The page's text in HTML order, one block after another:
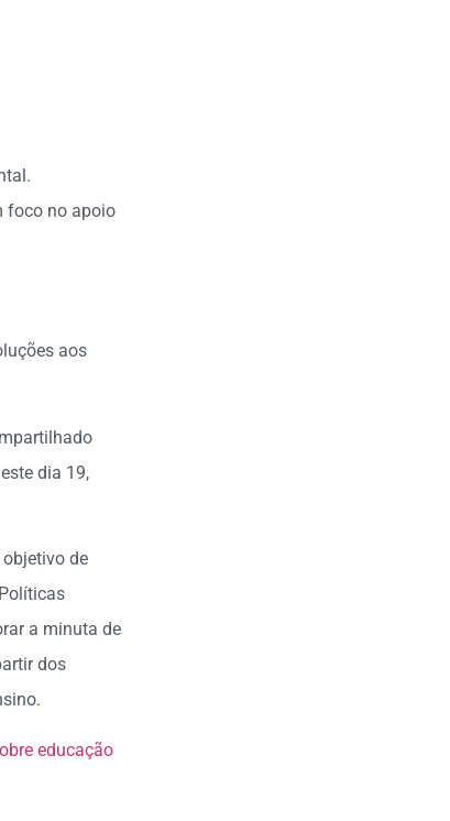
foco no apoio
aos
dia 19,
de
a minuta de
dos
educação